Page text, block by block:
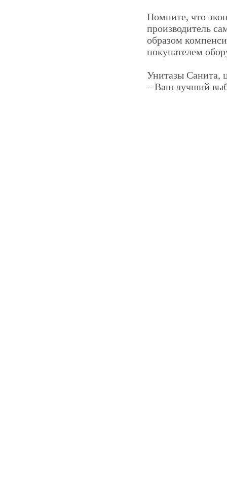
Помните, что
производитель
образом
покупателем
Унитазы Санита,
– Ваш лучший